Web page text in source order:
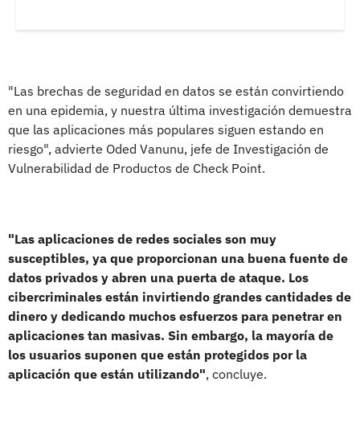
"Las brechas de seguridad en datos se están convirtiendo
en una epidemia, y nuestra última investigación demuestra
que las aplicaciones más populares siguen estando en
riesgo", advierte Oded Vanunu, jefe de Investigación de
Vulnerabilidad de Productos de Check Point.
"Las aplicaciones de redes sociales son muy
susceptibles, ya que proporcionan una buena fuente de
datos privados y abren una puerta de ataque. Los
cibercriminales están invirtiendo grandes cantidades de
dinero y dedicando muchos esfuerzos para penetrar en
aplicaciones tan masivas. Sin embargo, la mayoría de
los usuarios suponen que están protegidos por la
aplicación que están utilizando", concluye.